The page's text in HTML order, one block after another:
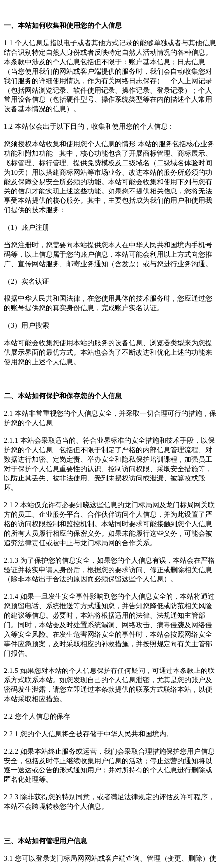
一、 本站如何收集和使用您的个人信息
1.1 个人信息是指以电子或者其他方式记录的能够单独或者与其他信息
结合识别特定自然人身份或者反映特定自然人活动情况的各种信息。
本条款中涉及的个人信息包括但不限于：账户基本信息；日志信息
（当您使用我们的网站或客户端提供的服务时，我们会自动收集您对
我们服务的详细使用情况，作为有关网络日志保存）；个人上网记录
（包括网站浏览记录、软件使用记录、操作记录、登录记录）；个人
常用设备信息（包括硬件型号、操作系统类型等在内的描述个人常用
设备基本情况的信息）。
1.2 本站仅会出于以下目的，收集和使用您的个人信息：
您须授权本站收集和使用您个人信息的情形:本站的服务包括核心业务
功能和附加功能，其中，核心功能包含了开展商标管理、商标展示、
飞标管理、标行管理、提供免费模板及二级域名（二级域名体验时间
为10天）用以搭建商标网站等市场业务 、改进本站的服务所必须的功
能及保障交易安全所必须的功能。 本站可能会收集和使用下列与您有
关的信息才能实现上述这些功能。如果您不提供相关信息，您将无法
享受本站提供的核心服务。其中，主要包括成为我们的用户和使用我
们提供的技术服务：
（ 1）账户注册
当您注册时，您需要向本站提供您本人在中华人民共和国境内手机号
码等， 以上信息属于您的账户信息， 本站可能会利用 以 上方式向您推
广、宣传网站服务 、邮寄业务通知（含发票）或与您进行业务沟通。
（ 2）实名认证
根据中华人民共和国法律，在您使用具体的技术服务时，您应通过您
的账号提供您的真实身份信息，完成账户实名认证。
（3）用户搜索
本站可能会收集您使用本站的服务的设备信息、浏览器类型来为您提
供展示界面的最优方式。 本站也会为了不断改进和优化上述的功能来
使用您的上述个人信息。
二、 本站如何保护和保存您的个人信息
2.1 本站非常重视您的个人信息安全，并采取一切合理可行的措施，保
护您的个人信息：
2.1.1 本站会采取适当的、符合业界标准的安全措施和技术手段，以保
护您的个人信息，包括但不限于制定了严格的内部信息管理流程、对
数据进行加密、定岗定责、举办安全和隐私保护培训课程，加强员工
对于保护个人信息重要性的认识、控制访问权限、采取安全措施等，
以防止其丢失、被非法使用、受到未授权访问或泄漏、被篡改或毁
坏。
2.1.2 本站仅允许有必要知晓这些信息的龙门标局网 及龙门标局 网关联
方的员工、 企业服务平台、 合作伙伴访问个人信息，并为此设置了严
格的访问权限控制和监控机制。 本站 同时要求可能接触到您个人信息
的所有人员履行相应的保密义务。如果未能履行这些义务，可能会被
追究法律责任或被中止与龙门标局 网的合作关系。
2.1.3 为了保护您的信息安全，如果您的个人信息有误， 本站会在严格
验证并核实申请人身份后，根据您的要求访问、修正或删除相关信息
（除非本站出于合法的原因而必须保留这些个人信息）。
2.1.4 如果一旦发生安全事件影响到您的个人信息安全的， 本站将通过
您预留电话、系统推送等方式通知您，并告知您降低或防范相关风险
的建议等信息。必要时， 本站将根据适用的法律、法规通知主管部
门。同时， 本站会及时处置系统漏洞、网络攻击、病毒侵袭及网络侵
入等安全风险。在发生危害网络安全的事件时， 本站会按照网络安全
事件应急预案，及时采取相应的补救措施，并按照规定向有关主管部
门报告。
2.1.5 如果您对本站的个人信息保护有任何疑问，可通过本条款 上的联
系方式联系本站。如您发现自己的个人信息泄密，尤其是您的账户及
密码发生泄露，请您立即通过本条款提供的联系方式联络本站 ，以便
本站采取相应措施。
2.2 您个人信息的保存
2.2.1 您的个人信息将全被存储于中华人民共和国境内。
2.2.2 如果本站终止服务或运营，我们会采取合理措施保护您用户信息
安全，包括及时停止继续收集用户信息的活动；停止运营的通知将以
逐一送达或公告的形式通知用户；并对所持有的个人信息进行删除或
匿名化处理等。
2.2.3 除非获得您的特别同意，或者满足法律规定的评估及许可程序，
本站不会跨境转移您的个人信息。
三、 本站如何管理用户信息
3.1 您可以登录龙门标局 网网站或客户端查询、管理（变更、删除）使